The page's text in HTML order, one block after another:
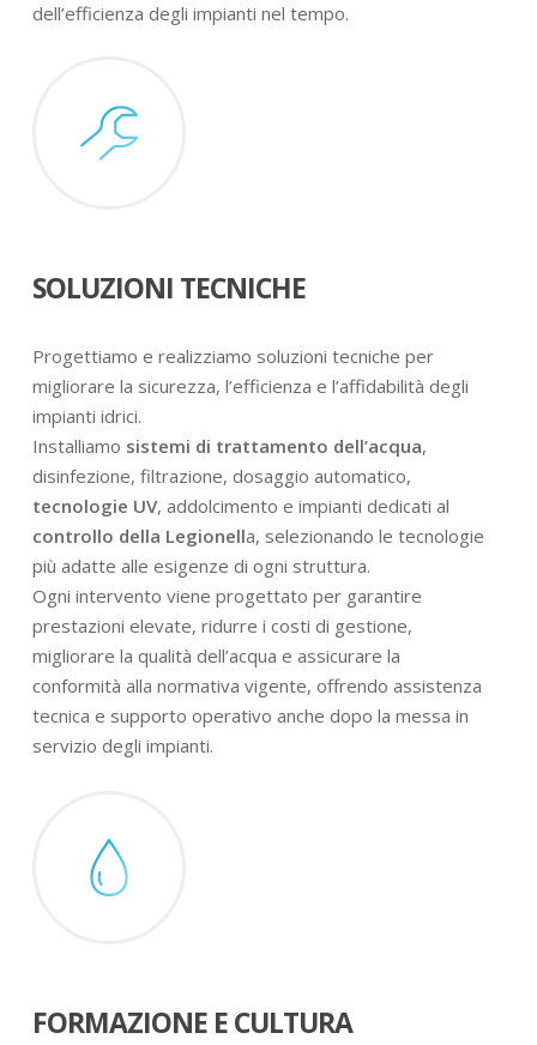
dell’efficienza degli impianti nel tempo.
SOLUZIONI TECNICHE
Progettiamo e realizziamo soluzioni tecniche per
migliorare la sicurezza, l’efficienza e l’affidabilità degli
impianti idrici.
Installiamo sistemi di trattamento dell’acqua,
disinfezione, filtrazione, dosaggio automatico,
tecnologie UV, addolcimento e impianti dedicati al
controllo della Legionella, selezionando le tecnologie
più adatte alle esigenze di ogni struttura.
Ogni intervento viene progettato per garantire
prestazioni elevate, ridurre i costi di gestione,
migliorare la qualità dell’acqua e assicurare la
conformità alla normativa vigente, offrendo assistenza
tecnica e supporto operativo anche dopo la messa in
servizio degli impianti.
FORMAZIONE E CULTURA